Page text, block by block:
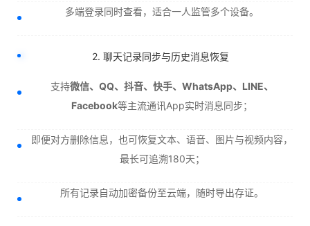
多端登录同时查看，适合一人监管多个设备。
2. 聊天记录同步与历史消息恢复
支持微信、QQ、抖音、快手、WhatsApp、LINE、
Facebook等主流通讯App实时消息同步；
即便对方删除信息，也可恢复文本、语音、图片与视频内容，
最长可追溯180天；
所有记录自动加密备份至云端，随时导出存证。